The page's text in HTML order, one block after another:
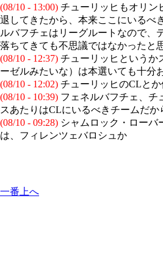
(08/10 - 13:00) チューリッヒもオリン
退してきたから、本来ここにいるべ
ルバフチェはリーグルートなので、
落ちてきても不思議ではなかったと
(08/10 - 12:37) チューリッヒというか
ーゼルみたいな）は本選いても十分
(08/10 - 12:02) チューリッヒのCLと
(08/10 - 10:39) フェネルバフチェ、チ
スあたりはCLにいるべきチームだか
(08/10 - 09:28) シャムロック・ローバ
は、フィレンツェバロシュか
一番上へ